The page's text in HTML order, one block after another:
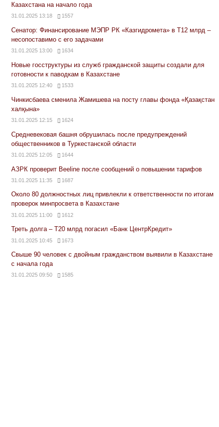
Казахстана на начало года
31.01.2025 13:18 1557
Сенатор: Финансирование МЭПР РК «Казгидромета» в Т12 млрд –
несопоставимо с его задачами
31.01.2025 13:00 1634
Новые госструктуры из служб гражданской защиты создали для
готовности к паводкам в Казахстане
31.01.2025 12:40 1533
Чинкисбаева сменила Жамишева на посту главы фонда «Қазақстан
халқына»
31.01.2025 12:15 1624
Средневековая башня обрушилась после предупреждений
общественников в Туркестанской области
31.01.2025 12:05 1644
АЗРК проверит Beeline после сообщений о повышении тарифов
31.01.2025 11:35 1687
Около 80 должностных лиц привлекли к ответственности по итогам
проверок минпросвета в Казахстане
31.01.2025 11:00 1612
Треть долга – Т20 млрд погасил «Банк ЦентрКредит»
31.01.2025 10:45 1673
Свыше 90 человек с двойным гражданством выявили в Казахстане
с начала года
31.01.2025 09:50 1585